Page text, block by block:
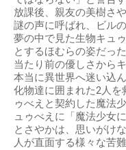
放課後、親友の美樹さ
謎の声に呼ばれ、ビル
夢の中で見た生物キュ
とするほむらの姿だっ
当たり前の優しさから
本当に異世界へ迷い込
化物達に囲まれた2人を
ゥべえと契約した魔法
ュゥべえに「魔法少女
とさやかは、思いがけ
人が直面する様々な苦